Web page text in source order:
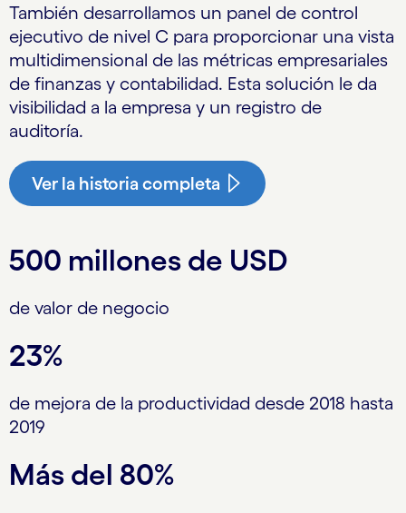
También desarrollamos un panel de control
ejecutivo de nivel C para proporcionar una vista
multidimensional de las métricas empresariales
de finanzas y contabilidad. Esta solución le da
visibilidad a la empresa y un registro de
auditoría.
Ver la historia completa
500 millones de USD
de valor de negocio
23%
de mejora de la productividad desde 2018 hasta
2019
Más del 80%